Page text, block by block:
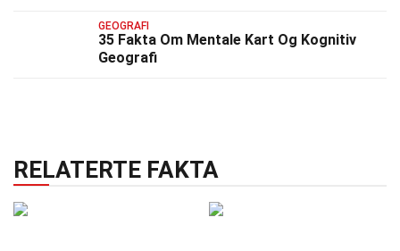
GEOGRAFI
35 Fakta Om Mentale Kart Og Kognitiv
Geografi
RELATERTE FAKTA